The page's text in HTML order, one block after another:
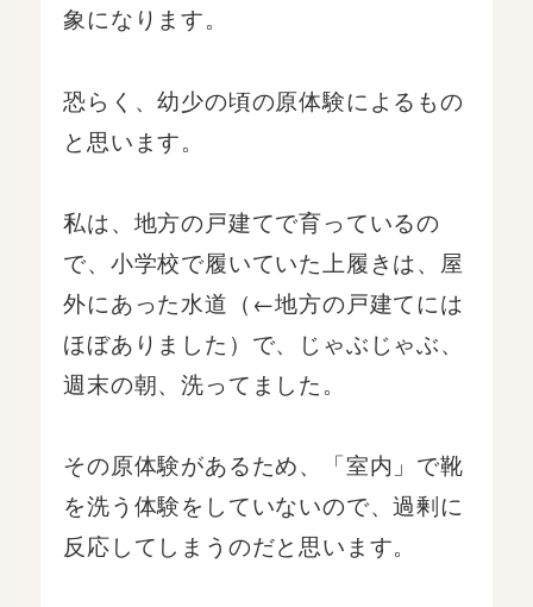
象になります。
恐らく、幼少の頃の原体験によるもの
と思います。
私は、地方の戸建てで育っているの
で、小学校で履いていた上履きは、屋
外にあった水道（←地方の戸建てには
ほぼありました）で、じゃぶじゃぶ、
週末の朝、洗ってました。
その原体験があるため、「室内」で靴
を洗う体験をしていないので、過剰に
反応してしまうのだと思います。